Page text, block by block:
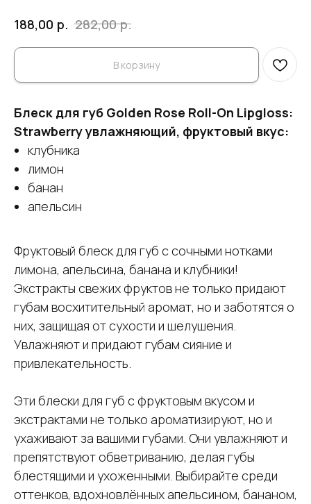
188,00 р. 282,00 р.
В корзину
Блеск для губ Golden Rose Roll-On Lipgloss:
Strawberry увлажняющий, фруктовый вкус:
клубника
лимон
банан
апельсин
Фруктовый блеск для губ с сочными нотками
лимона, апельсина, банана и клубники!
Экстракты свежих фруктов не только придают
губам восхитительный аромат, но и заботятся о
них, защищая от сухости и шелушения.
Увлажняют и придают губам сияние и
привлекательность.
Эти блески для губ с фруктовым вкусом и
экстрактами не только ароматизируют, но и
ухаживают за вашими губами. Они увлажняют и
препятствуют обветриванию, делая губы
блестящими и ухоженными. Выбирайте среди
оттенков, вдохновлённых апельсином, бананом,